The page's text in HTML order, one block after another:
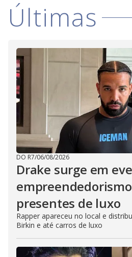
Últimas
DO R7/06/08/2026
Drake surge em
presentes de luxo
Rapper apareceu no local e
Birkin e até carros de luxo